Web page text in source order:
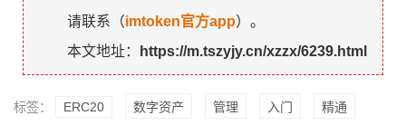
请联系（imtoken官方app）。
本文地址：
https://m.tszyjy.cn/xzzx/6239.html
标签： ERC20 数字资产 管理 入门 精通